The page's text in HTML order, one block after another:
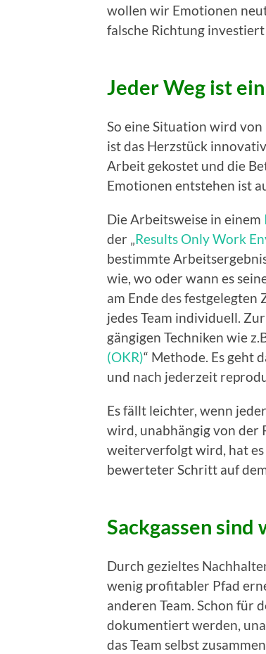
wollen wir Emotionen
falsche Richtung
Jeder Weg ist
So eine Situation wird
ist das Herzstück
Arbeit gekostet und die
Emotionen entstehen ist
Die Arbeitsweise in einem
der „Results Only Work
bestimmte
wie, wo oder wann es
am Ende des
jedes Team individuell.
gängigen Techniken wie
(OKR)“ Methode. Es geht
und nach jederzeit
Es fällt leichter, wenn
wird, unabhängig von der
weiterverfolgt wird, hat es
bewerteter Schritt auf
Sackgassen sind
Durch gezieltes
wenig profitabler Pfad
anderen Team. Schon für
dokumentiert werden,
das Team selbst